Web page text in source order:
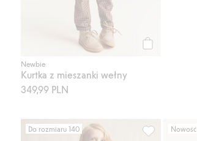
Newbie
Kurtka z mieszanki wełny
349,99 PLN
Do rozmiaru 140 Nowość